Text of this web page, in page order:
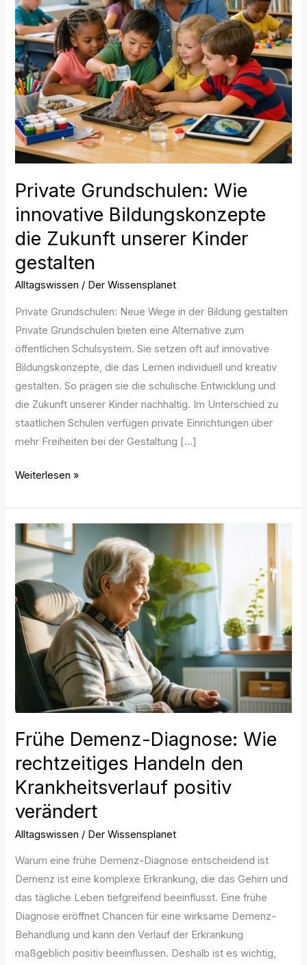
Private Grundschulen: Wie
innovative Bildungskonzepte
die Zukunft unserer Kinder
gestalten
Alltagswissen / Der Wissensplanet
Private Grundschulen: Neue Wege in der Bildung gestalten
Private Grundschulen bieten eine Alternative zum
öffentlichen Schulsystem. Sie setzen oft auf innovative
Bildungskonzepte, die das Lernen individuell und kreativ
gestalten. So prägen sie die schulische Entwicklung und
die Zukunft unserer Kinder nachhaltig. Im Unterschied zu
staatlichen Schulen verfügen private Einrichtungen über
mehr Freiheiten bei der Gestaltung […]
Zukunft
unserer
Kinder
gestalten
Weiterlesen »
Frühe Demenz-Diagnose: Wie
rechtzeitiges Handeln den
Krankheitsverlauf positiv
verändert
Alltagswissen / Der Wissensplanet
Warum eine frühe Demenz-Diagnose entscheidend ist
Demenz ist eine komplexe Erkrankung, die das Gehirn und
das tägliche Leben tiefgreifend beeinflusst. Eine frühe
Diagnose eröffnet Chancen für eine wirksame Demenz-
Behandlung und kann den Verlauf der Erkrankung
maßgeblich positiv beeinflussen. Deshalb ist es wichtig,
Frühe
Demenz-
Diagnose:
Wie
rechtzeitiges
Handeln
den
Krankheitsverlauf
positiv
verändert